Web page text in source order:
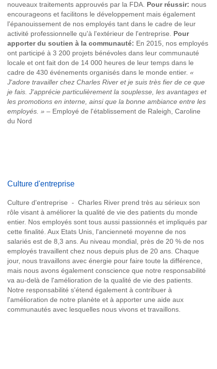
nouveaux traitements approuvés par la FDA. Pour réussir: nous
encourageons et facilitons le développement mais également
l'épanouissement de nos employés tant dans le cadre de leur
activité professionnelle qu'à l'extérieur de l'entreprise. Pour
apporter du soutien à la communauté: En 2015, nos employés
ont participé à 3 200 projets bénévoles dans leur communauté
locale et ont fait don de 14 000 heures de leur temps dans le
cadre de 430 événements organisés dans le monde entier. «
J'adore travailler chez Charles River et je suis très fier de ce que
je fais. J'apprécie particulièrement la souplesse, les avantages et
les promotions en interne, ainsi que la bonne ambiance entre les
employés. » – Employé de l'établissement de Raleigh, Caroline
du Nord
Culture d'entreprise
Culture d'entreprise - Charles River prend très au sérieux son
rôle visant à améliorer la qualité de vie des patients du monde
entier. Nos employés sont tous aussi passionnés et impliqués par
cette finalité. Aux Etats Unis, l'ancienneté moyenne de nos
salariés est de 8,3 ans. Au niveau mondial, près de 20 % de nos
employés travaillent chez nous depuis plus de 20 ans. Chaque
jour, nous travaillons avec énergie pour faire toute la différence,
mais nous avons également conscience que notre responsabilité
va au-delà de l'amélioration de la qualité de vie des patients.
Notre responsabilité s'étend également à contribuer à
l'amélioration de notre planète et à apporter une aide aux
communautés avec lesquelles nous vivons et travaillons.